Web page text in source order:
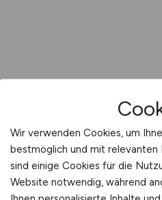
Wir verwenden Cookies, um
bestmöglich und mit relevanten
sind einige Cookies für die
Website notwendig, während